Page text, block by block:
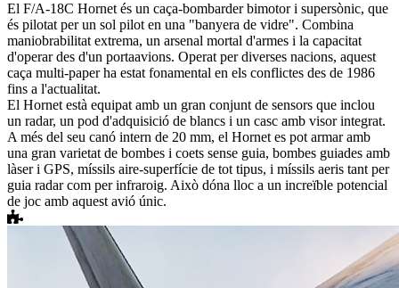
El F/A-18C Hornet és un caça-bombarder bimotor i supersònic, que
és pilotat per un sol pilot en una "banyera de vidre". Combina
maniobrabilitat extrema, un arsenal mortal d'armes i la capacitat
d'operar des d'un portaavions. Operat per diverses nacions, aquest
caça multi-paper ha estat fonamental en els conflictes des de 1986
fins a l'actualitat.
El Hornet està equipat amb un gran conjunt de sensors que inclou
un radar, un pod d'adquisició de blancs i un casc amb visor integrat.
A més del seu canó intern de 20 mm, el Hornet es pot armar amb
una gran varietat de bombes i coets sense guia, bombes guiades amb
làser i GPS, míssils aire-superfície de tot tipus, i míssils aeris tant per
guia radar com per infraroig. Això dóna lloc a un increïble potencial
de joc amb aquest avió únic.